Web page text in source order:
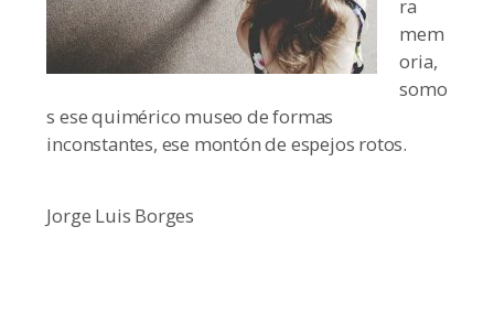
ra
mem
oria,
somo
s ese quimérico museo de formas
inconstantes, ese montón de espejos rotos.
Jorge Luis Borges